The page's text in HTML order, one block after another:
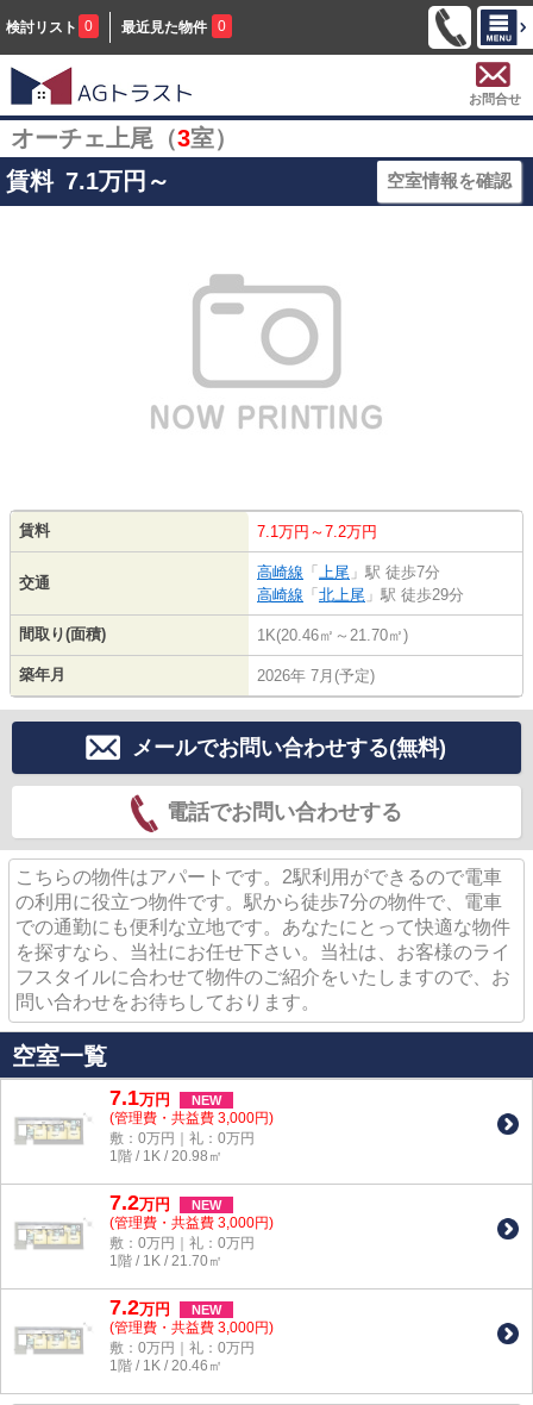
検討リスト 0 最近見た物件 0
お問合せ
オーチェ上尾（3室）
賃料 7.1万円～ 空室情報を確認
賃料 7.1万円～7.2万円
交通
高崎線 「 上尾 」駅 徒歩7分
高崎線 「 北上尾 」駅 徒歩29分
間取り(面積) 1K(20.46㎡～21.70㎡)
築年月 2026年 7月(予定)
メールでお問い合わせする(無料)
電話でお問い合わせする
こちらの物件はアパートです。2駅利用ができるので電車
の利用に役立つ物件です。駅から徒歩7分の物件で、電車
での通勤にも便利な立地です。あなたにとって快適な物件
を探すなら、当社にお任せ下さい。当社は、お客様のライ
フスタイルに合わせて物件のご紹介をいたしますので、お
問い合わせをお待ちしております。
空室一覧
7.1万円 NEW
(管理費・共益費 3,000円)
敷：0万円｜礼：0万円
1階 / 1K / 20.98㎡
7.2万円 NEW
(管理費・共益費 3,000円)
敷：0万円｜礼：0万円
1階 / 1K / 21.70㎡
7.2万円 NEW
(管理費・共益費 3,000円)
敷：0万円｜礼：0万円
1階 / 1K / 20.46㎡